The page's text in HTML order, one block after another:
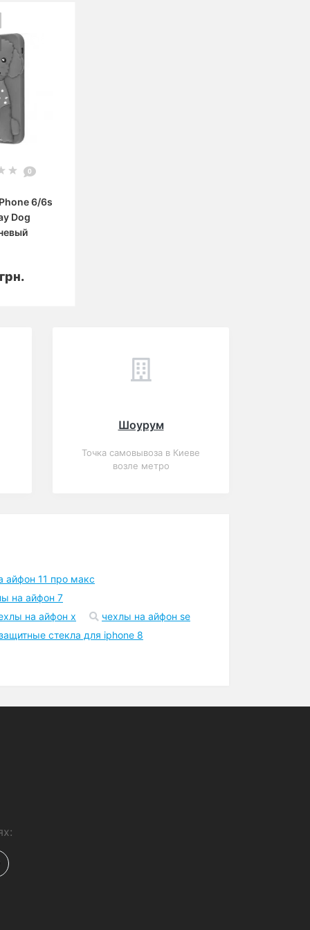
0
6/6s
Dog
Точка самовывоза в Киеве
айфон 11 про макс
на айфон 7
на айфон x